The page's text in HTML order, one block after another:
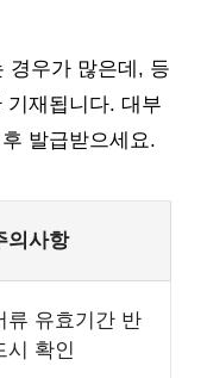
경우가 많은데, 등
기재됩니다. 대부
발급받으세요.
의사항
류 유효기간 반
시 확인